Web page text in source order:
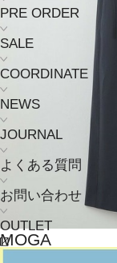
PRE ORDER
SALE
COORDINATE
NEWS
JOURNAL
よくある質問
お問い合わせ
OUTLET
MOGA